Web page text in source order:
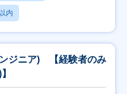
内
ジニア) 【経験者のみ